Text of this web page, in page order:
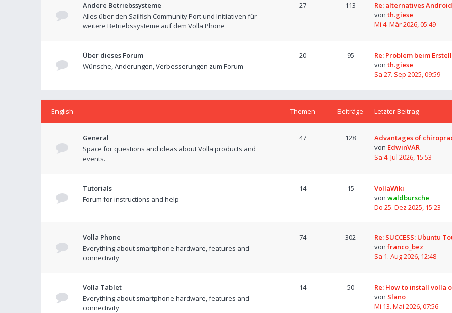
Andere Betriebssysteme
Alles über den Sailfish Community Port und Initiativen für
weitere Betriebssysteme auf dem Volla Phone
27 113
Re: alternatives
von th.giese
Mi 4. Mär 2026, 05:49
Über dieses Forum
Wünsche, Änderungen, Verbesserungen zum Forum
20 95
Re: Problem beim
von th.giese
Sa 27. Sep 2025, 09:59
English Themen Beiträge Letzter Beitrag
General
Space for questions and ideas about Volla products and
events.
47 128
Advantages of
von EdwinVAR
Sa 4. Jul 2026, 15:53
Tutorials
Forum for instructions and help
14 15
VollaWiki
von waldbursche
Do 25. Dez 2025, 15:23
Volla Phone
Everything about smartphone hardware, features and
connectivity
74 302
Re: SUCCESS: Ubuntu
von franco_bez
Sa 1. Aug 2026, 12:48
Volla Tablet
Everything about smartphone hardware, features and
connectivity
14 50
Re: How to install volla
von Slano
Mi 13. Mai 2026, 07:56